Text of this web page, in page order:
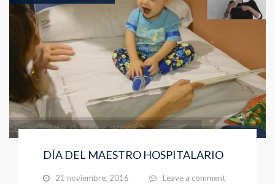
DÍA DEL MAESTRO HOSPITALARIO
21 noviembre, 2016 Leave a comment